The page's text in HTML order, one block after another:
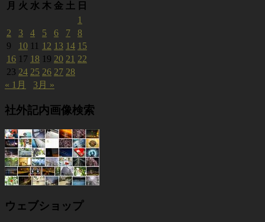
月
火 水 木 金 土 日
1
2
3 4 5 6 7
8
9
10 11 12 13 14 15
16 17 18 19 20 21 22
23 24 25 26 27 28
« 1月
3月 »
社外記内画像検索
ウェブショップ